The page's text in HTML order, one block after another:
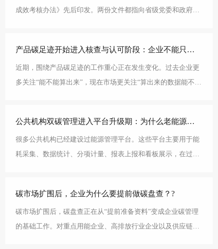
成效考核办法》先后印发。两份文件都指向省级党委和政府，
产品碳足迹开始进入核查与认可阶段：企业不能只做一份报告?
近期，围绕产品碳足迹的工作重心正在发生变化。过去企业更
多关注“能不能算出来”，现在市场更关注“算出来的数据能不能
公共机构双碳管理进入平台升级期：为什么老能源管理平台必须升级为能碳一体化平台?
很多公共机构已经建设过能源管理平台。这些平台主要用于能
耗采集、数据统计、分项计量、报表上报和看板展示，在过去
碳市场扩围后，企业为什么要提前做碳盘查？?
碳市场扩围后，碳盘查正在从“提前准备资料”变成企业碳管理
的基础工作。对重点用能企业、高排放行业企业以及供应链企